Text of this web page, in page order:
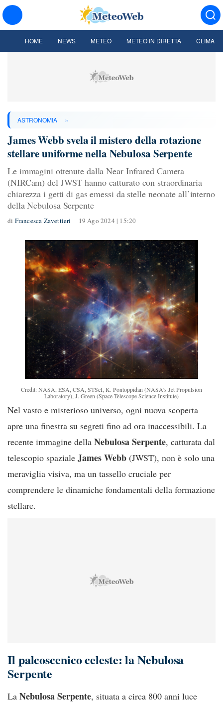
HOME NEWS METEO METEO IN DIRETTA CLIMA
ASTRONOMIA »
James Webb svela il mistero della rotazione
stellare uniforme nella Nebulosa Serpente
Le immagini ottenute dalla Near Infrared Camera
(NIRCam) del JWST hanno catturato con straordinaria
chiarezza i getti di gas emessi da stelle neonate all’interno
della Nebulosa Serpente
di Francesca Zavettieri 19 Ago 2024 | 15:20
Credit: NASA, ESA, CSA, STScI, K. Pontoppidan (NASA’s Jet Propulsion
Laboratory), J. Green (Space Telescope Science Institute)
Nel vasto e misterioso universo, ogni nuova scoperta
apre una finestra su segreti fino ad ora inaccessibili. La
recente immagine della Nebulosa Serpente, catturata dal
telescopio spaziale James Webb (JWST), non è solo una
meraviglia visiva, ma un tassello cruciale per
comprendere le dinamiche fondamentali della formazione
stellare.
Il palcoscenico celeste: la Nebulosa
Serpente
La Nebulosa Serpente, situata a circa 800 anni luce